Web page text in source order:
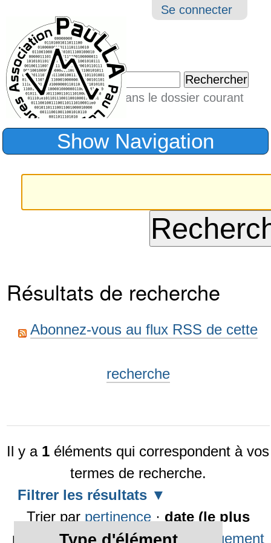
Outils
Se connecter
Chercher par
Seulement dans le dossier courant
Recherche
Show Navigation
Résultats de recherche
Abonnez-vous au flux RSS de cette
recherche
Il y a 1 éléments qui correspondent à vos
termes de recherche.
Filtrer les résultats
Trier par pertinence · date (le plus
récent en premier) · alphabétiquement